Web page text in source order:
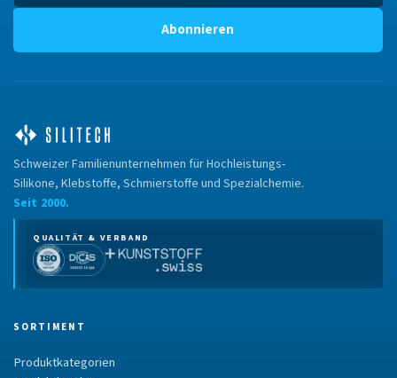
Abonnieren
Schweizer Familienunternehmen für Hochleistungs-
Silikone, Klebstoffe, Schmierstoffe und Spezialchemie.
Seit 2000.
QUALITÄT & VERBAND
SORTIMENT
Produktkategorien